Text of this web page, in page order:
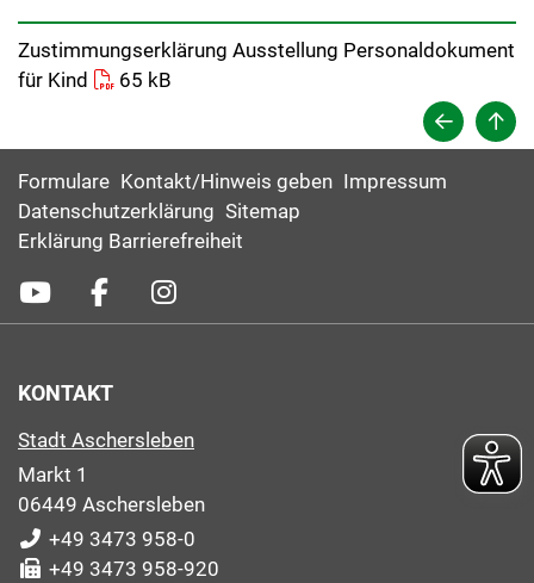
Zustimmungserklärung Ausstellung Personaldokument
für Kind
65 kB
Formulare Kontakt/Hinweis geben Impressum
Datenschutzerklärung Sitemap
Erklärung Barrierefreiheit
KONTAKT
Stadt Aschersleben
Markt 1
06449 Aschersleben
+49 3473 958-0
+49 3473 958-920